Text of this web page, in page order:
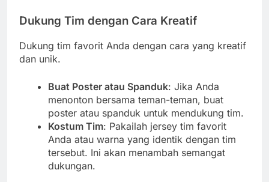
Dukung Tim dengan Cara Kreatif
Dukung tim favorit Anda dengan cara yang kreatif
dan unik.
Buat Poster atau Spanduk: Jika Anda
menonton bersama teman-teman, buat
poster atau spanduk untuk mendukung tim.
Kostum Tim: Pakailah jersey tim favorit
Anda atau warna yang identik dengan tim
tersebut. Ini akan menambah semangat
dukungan.